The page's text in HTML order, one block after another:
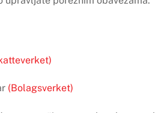
(Bolagsverket)